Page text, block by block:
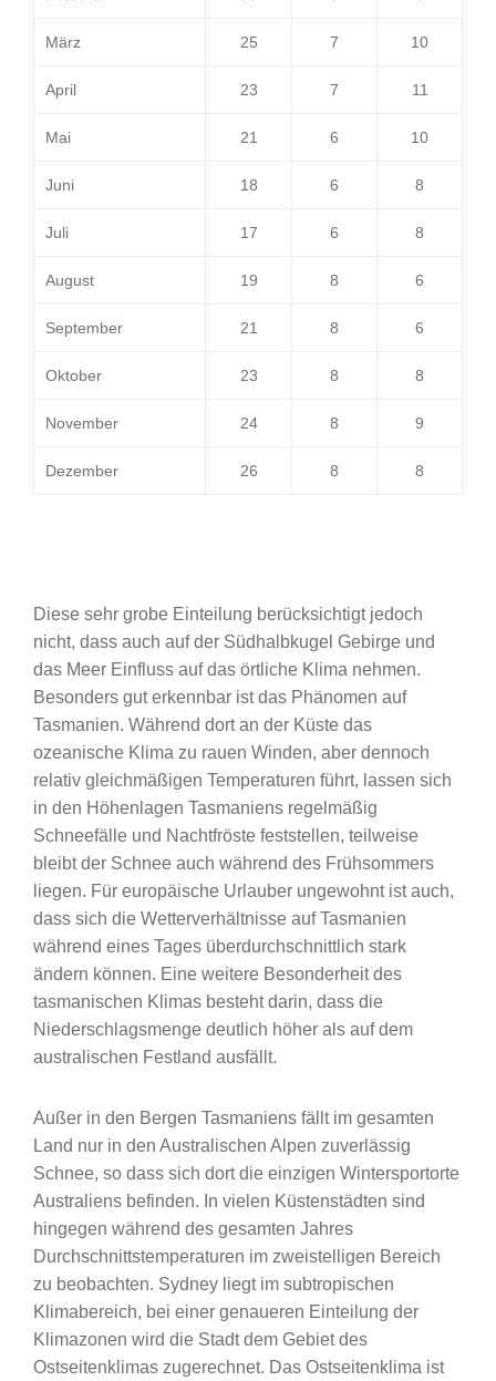
März 25 7 10
April 23 7 11
Mai 21 6 10
Juni 18 6 8
Juli 17 6 8
August 19 8 6
September 21 8 6
Oktober 23 8 8
November 24 8 9
Dezember 26 8 8
Diese sehr grobe Einteilung berücksichtigt jedoch
nicht, dass auch auf der Südhalbkugel Gebirge und
das Meer Einfluss auf das örtliche Klima nehmen.
Besonders gut erkennbar ist das Phänomen auf
Tasmanien. Während dort an der Küste das
ozeanische Klima zu rauen Winden, aber dennoch
relativ gleichmäßigen Temperaturen führt, lassen sich
in den Höhenlagen Tasmaniens regelmäßig
Schneefälle und Nachtfröste feststellen, teilweise
bleibt der Schnee auch während des Frühsommers
liegen. Für europäische Urlauber ungewohnt ist auch,
dass sich die Wetterverhältnisse auf Tasmanien
während eines Tages überdurchschnittlich stark
ändern können. Eine weitere Besonderheit des
tasmanischen Klimas besteht darin, dass die
Niederschlagsmenge deutlich höher als auf dem
australischen Festland ausfällt.
Außer in den Bergen Tasmaniens fällt im gesamten
Land nur in den Australischen Alpen zuverlässig
Schnee, so dass sich dort die einzigen Wintersportorte
Australiens befinden. In vielen Küstenstädten sind
hingegen während des gesamten Jahres
Durchschnittstemperaturen im zweistelligen Bereich
zu beobachten. Sydney liegt im subtropischen
Klimabereich, bei einer genaueren Einteilung der
Klimazonen wird die Stadt dem Gebiet des
Ostseitenklimas zugerechnet. Das Ostseitenklima ist